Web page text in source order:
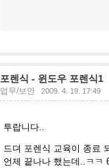
포렌식 - 윈도우 포렌식1
업무/보안 2009. 4. 19. 17:49
투랍니다
드뎌 포렌식 교육이 종료
언제 끝나나 했는데
..ㅋ